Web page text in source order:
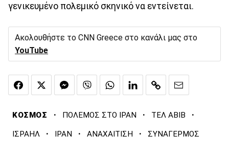
γενικευμένο πολεμικό σκηνικό να εντείνεται.
Ακολουθήστε το CNN Greece στο κανάλι μας στο
YouTube
ΚΟΣΜΟΣ · ΠΟΛΕΜΟΣ ΣΤΟ ΙΡΑΝ · ΤΕΛ ΑΒΙΒ ·
ΙΣΡΑΗΛ · ΙΡΑΝ · ΑΝΑΧΑΙΤΙΣΗ · ΣΥΝΑΓΕΡΜΟΣ